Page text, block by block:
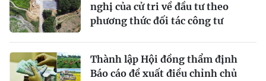
nghị của cử tri về đầu tư theo
phương thức đối tác công tư
Thành lập Hội đồng thẩm định
Báo cáo đề xuất điều chỉnh chủ